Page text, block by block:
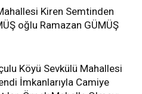
Kiren Semtinden
oğlu Ramazan GÜMÜŞ
Köyü Sevkülü Mahallesi
İmkanlarıyla Camiye